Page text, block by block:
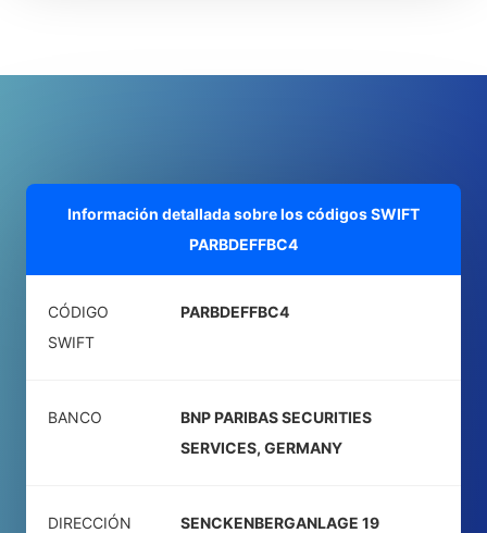
Información detallada sobre los códigos SWIFT
PARBDEFFBC4
CÓDIGO
SWIFT
PARBDEFFBC4
BANCO
BNP PARIBAS SECURITIES
SERVICES, GERMANY
DIRECCIÓN SENCKENBERGANLAGE 19